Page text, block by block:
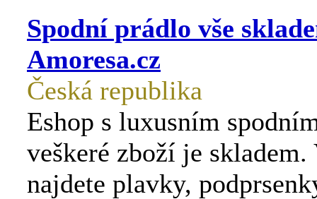
Spodní prádlo vše
Amoresa.cz
Česká republika
Eshop s luxusním
veškeré zboží je skladem.
najdete plavky,